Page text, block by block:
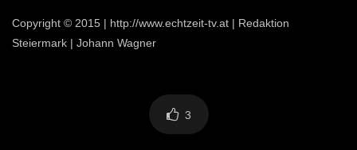
Copyright © 2015 | http://www.echtzeit-tv.at | Redaktion
Steiermark | Johann Wagner
3